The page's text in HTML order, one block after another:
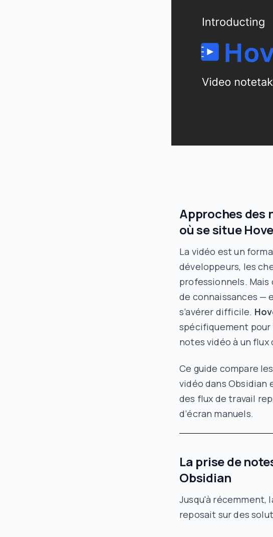
Approches des
où se situe
La vidéo est un
développeurs, les
professionnels.
de connaissances —
s’avérer difficile.
spécifiquement
notes vidéo à un flux
Ce guide compare
vidéo dans Obsidian
des flux de travail
d’écran manuels.
La prise de
Obsidian
Jusqu'à récemment,
reposait sur des